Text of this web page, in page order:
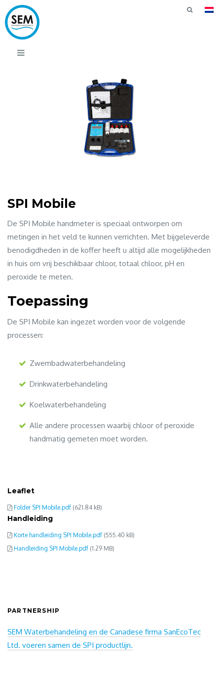
SPI Mobile
De SPI Mobile handmeter is speciaal ontworpen om
metingen in het veld te kunnen verrichten. Met bijgeleverde
benodigdheden in de koffer heeft u altijd alle mogelijkheden
in huis om vrij beschikbaar chloor, totaal chloor, pH en
peroxide te meten.
Toepassing
De SPI Mobile kan ingezet worden voor de volgende
processen:
Zwembadwaterbehandeling
Drinkwaterbehandeling
Koelwaterbehandeling
Alle andere processen waarbij chloor of peroxide
handmatig gemeten moet worden.
Leaflet
Folder SPI Mobile.pdf (621.84 kB)
Handleiding
Korte handleiding SPI Mobile.pdf (555.40 kB)
Handleiding SPI Mobile.pdf (1.29 MB)
PARTNERSHIP
SEM Waterbehandeling en de Canadese firma SanEcoTec
Ltd. voeren samen de SPI productlijn.